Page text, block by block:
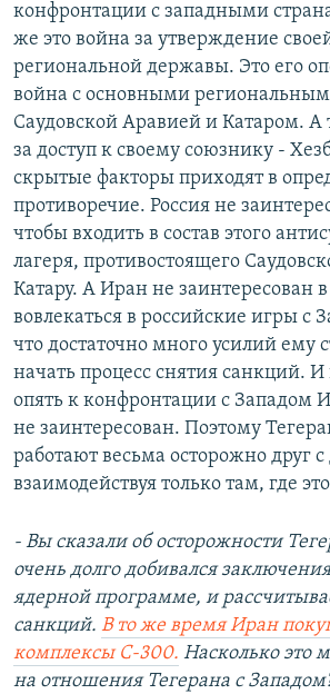
конфронтации с западными
же это война за утверждение
региональной державы. Это его
война с основными
Саудовской Аравией и Катаром. А
за доступ к своему союзнику -
скрытые факторы приходят в
противоречие. Россия не
чтобы входить в состав этого
лагеря, противостоящего
Катару. А Иран не заинтересован
вовлекаться в российские игры с
что достаточно много усилий ему
начать процесс снятия санкций. И
опять к конфронтации с Западом
не заинтересован. Поэтому
работают весьма осторожно друг с
взаимодействуя только там, где
- Вы сказали об осторожности
очень долго добивался
ядерной программе, и
санкций. В то же время Иран
комплексы С-300. Насколько это
на отношения Тегерана с